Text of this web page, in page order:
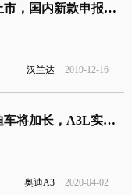
海外版新汉兰达上市，国内新款申报图曝光
汉兰达 2019-12-16
最便宜的国产奥迪车将加长，A3L实车图曝光
奥迪A3 2020-04-02